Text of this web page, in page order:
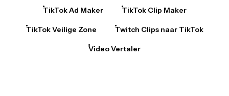
TikTok Ad Maker TikTok Clip Maker
TikTok Veilige Zone Twitch Clips naar TikTok
Video Vertaler